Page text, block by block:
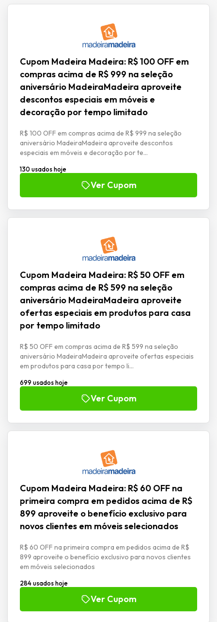
Cupom Madeira Madeira: R$ 100 OFF em
compras acima de R$ 999 na seleção
aniversário MadeiraMadeira aproveite
descontos especiais em móveis e
decoração por tempo limitado
R$ 100 OFF em compras acima de R$ 999 na seleção
aniversário MadeiraMadeira aproveite descontos
especiais em móveis e decoração por te...
130 usados hoje
Ver Cupom
Cupom Madeira Madeira: R$ 50 OFF em
compras acima de R$ 599 na seleção
aniversário MadeiraMadeira aproveite
ofertas especiais em produtos para casa
por tempo limitado
R$ 50 OFF em compras acima de R$ 599 na seleção
aniversário MadeiraMadeira aproveite ofertas especiais
em produtos para casa por tempo li...
699 usados hoje
Ver Cupom
Cupom Madeira Madeira: R$ 60 OFF na
primeira compra em pedidos acima de R$
899 aproveite o benefício exclusivo para
novos clientes em móveis selecionados
R$ 60 OFF na primeira compra em pedidos acima de R$
899 aproveite o benefício exclusivo para novos clientes
em móveis selecionados
284 usados hoje
Ver Cupom